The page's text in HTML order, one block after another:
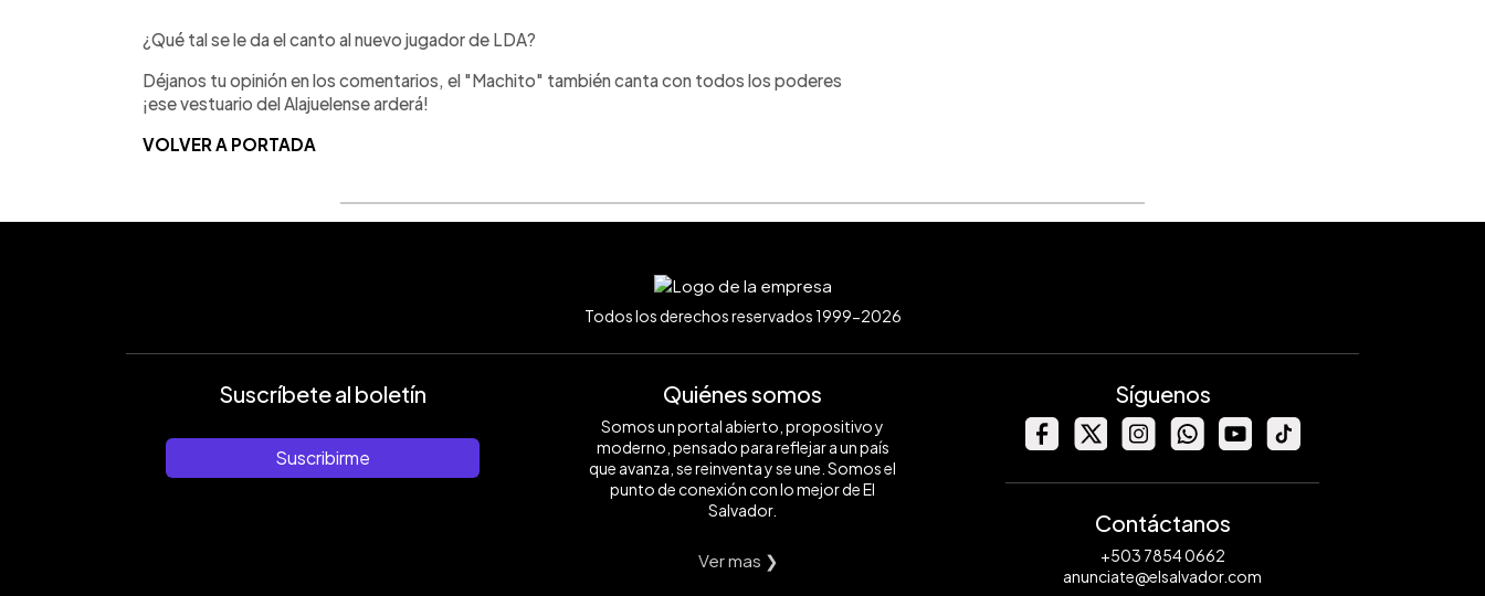
¿Qué tal se le da el canto al nuevo jugador de LDA?
Déjanos tu opinión en los comentarios, el "Machito" también canta con todos los poderes
¡ese vestuario del Alajuelense arderá!
VOLVER A PORTADA
Todos los derechos reservados 1999-2026
Suscríbete al boletín
Suscribirme
Quiénes somos
Somos un portal abierto, propositivo y
moderno, pensado para reflejar a un país
que avanza, se reinventa y se une. Somos el
punto de conexión con lo mejor de El
Salvador.
Ver mas ❯
Síguenos
Contáctanos
+503 7854 0662
anunciate@elsalvador.com